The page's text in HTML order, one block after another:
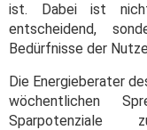
ist. Dabei ist
entscheidend,
Bedürfnisse der
Die Energieberater
wöchentlichen